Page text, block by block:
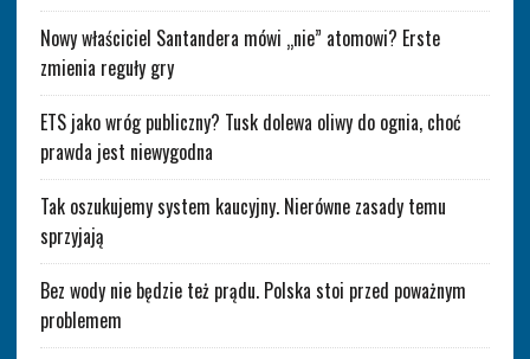
Nowy właściciel Santandera mówi „nie” atomowi? Erste
zmienia reguły gry
ETS jako wróg publiczny? Tusk dolewa oliwy do ognia, choć
prawda jest niewygodna
Tak oszukujemy system kaucyjny. Nierówne zasady temu
sprzyjają
Bez wody nie będzie też prądu. Polska stoi przed poważnym
problemem